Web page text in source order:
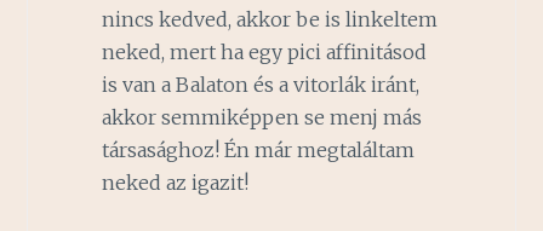
nincs kedved, akkor be is linkeltem
neked, mert ha egy pici affinitásod
is van a Balaton és a vitorlák iránt,
akkor semmiképpen se menj más
társasághoz! Én már megtaláltam
neked az igazit!